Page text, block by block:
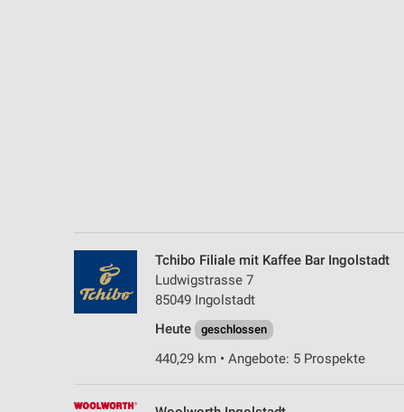
Tchibo Filiale mit Kaffee Bar Ingolstadt
Ludwigstrasse 7
85049 Ingolstadt
Heute
geschlossen
440,29 km • Angebote: 5 Prospekte
Nicht-IAB-Verarbeitungszwecke:
Notwendig
Werbung